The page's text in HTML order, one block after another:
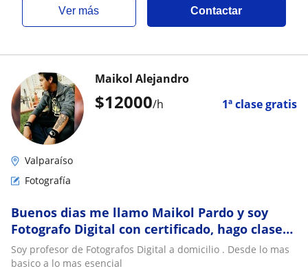
ver más Contactar
$12000/h 1ª clase gratis
Maikol Alejandro
Valparaíso
Fotografía
Buenos dias me llamo Maikol Pardo y soy
Fotografo Digital con certificado, hago clases
a domicilio. Enseño desde lo mas básico a los
mas moderno incluyendo a como manejar la
Soy profesor de Fotografos Digital a domicilio . Desde lo mas
basico a lo mas esencial